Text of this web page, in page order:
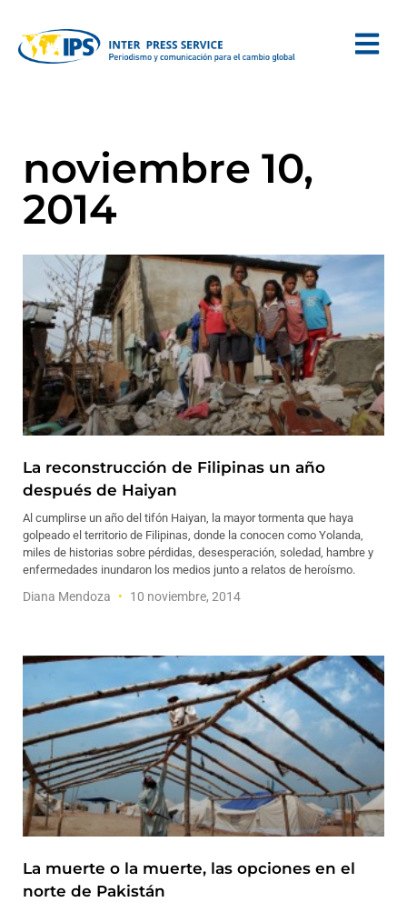
noviembre 10,
2014
La reconstrucción de Filipinas un año
después de Haiyan
Al cumplirse un año del tifón Haiyan, la mayor tormenta que haya
golpeado el territorio de Filipinas, donde la conocen como Yolanda,
miles de historias sobre pérdidas, desesperación, soledad, hambre y
enfermedades inundaron los medios junto a relatos de heroísmo.
Diana Mendoza 10 noviembre, 2014
La muerte o la muerte, las opciones en el
norte de Pakistán